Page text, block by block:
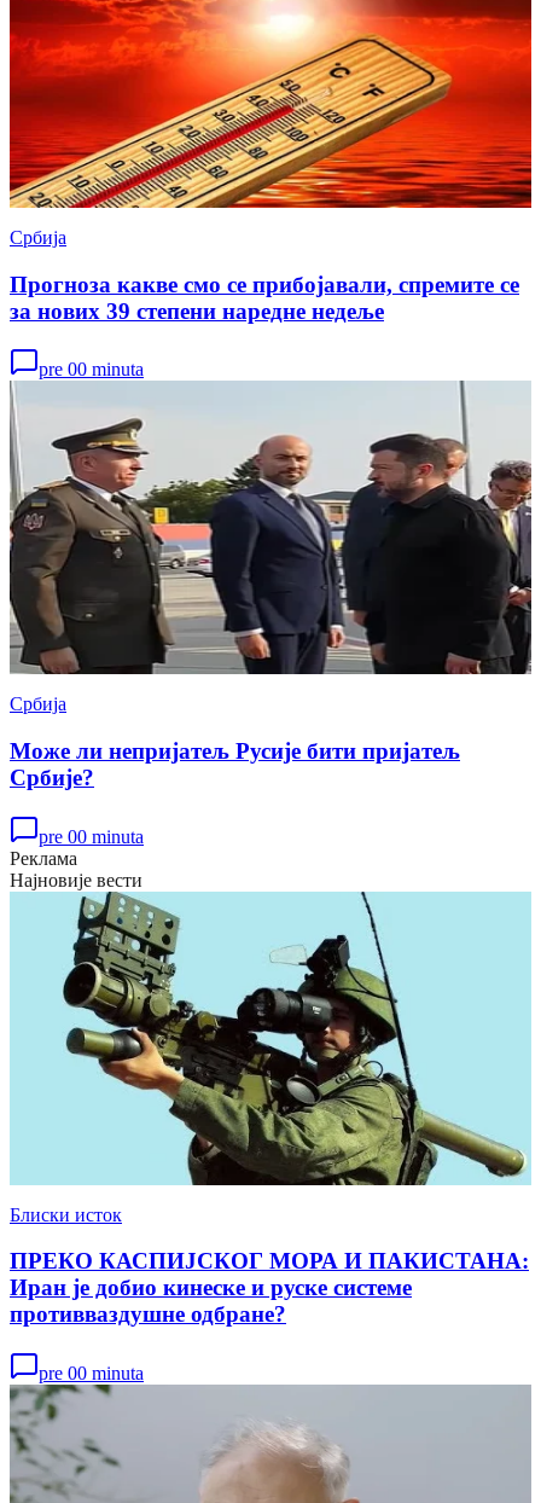
Србија
Прогноза какве смо се прибојавали, спремите се
за нових 39 степени наредне недеље
pre 00 minuta
Србија
Може ли непријатељ Русије бити пријатељ
Србије?
pre 00 minuta
Реклама
Најновије вести
Блиски исток
ПРЕКО КАСПИЈСКОГ МОРА И ПАКИСТАНА:
Иран је добио кинеске и руске системе
противваздушне одбране?
pre 00 minuta